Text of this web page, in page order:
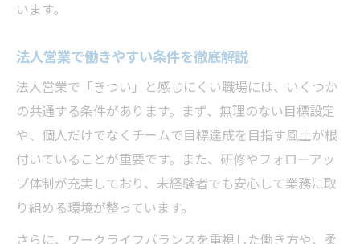
います。
法人営業で働きやすい条件を徹底解説
法人営業で「きつい」と感じにくい職場には、いくつか
の共通する条件があります。まず、無理のない目標設定
や、個人だけでなくチームで目標達成を目指す風土が根
付いていることが重要です。また、研修やフォローアッ
プ体制が充実しており、未経験者でも安心して業務に取
り組める環境が整っています。